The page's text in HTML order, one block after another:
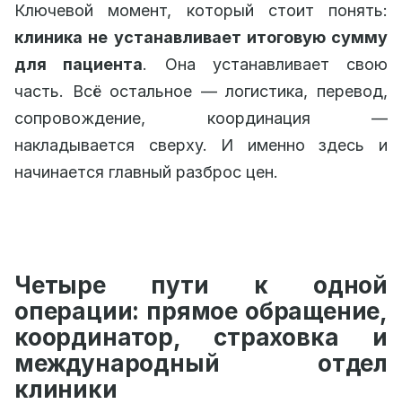
Ключевой момент, который стоит понять:
клиника не устанавливает итоговую сумму
для пациента. Она устанавливает свою
часть. Всё остальное — логистика, перевод,
сопровождение, координация —
накладывается сверху. И именно здесь и
начинается главный разброс цен.
Четыре пути к одной
операции: прямое обращение,
координатор, страховка и
международный отдел
клиники